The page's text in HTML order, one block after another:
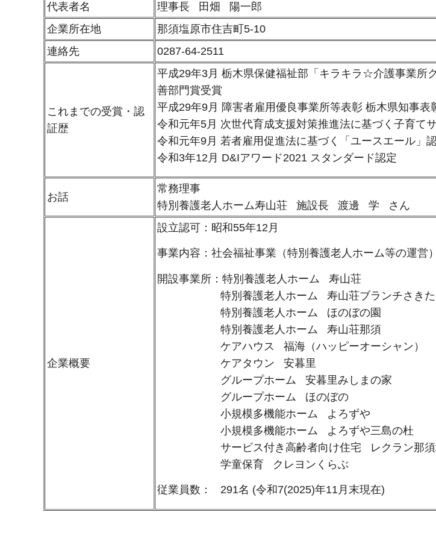
代表者名
理事長 田畑 陽一郎
企業所在地
那須塩原市住吉町5-10
連絡先
0287-64-2511
これまでの受賞・認
証歴
平成29年3月 栃木県保健福祉部「キラキラ☆介護事業所
善部門賞受賞
平成29年9月 障害者雇用優良事業所等表彰 栃木県知事表
令和元年5月 次世代育成支援対策推進法に基づく子育て
令和元年9月 若者雇用促進法に基づく「ユースエール」
令和3年12月 D&Iアワード2021 スタンダード認定
お話
常務理事
特別養護老人ホーム寿山荘 施設長 渡邊 学 さん
企業概要
設立認可：昭和55年12月
事業内容：社会福祉事業（特別養護老人ホーム等の運営）
開設事業所：特別養護老人ホーム 寿山荘
特別養護老人ホーム 寿山荘ブランチさきた
特別養護老人ホーム ほのぼの園
特別養護老人ホーム 寿山荘那須
ケアハウス 福海（ハッピーオーシャン）
ケアタウン 安暮里
グループホーム 安暮里みしまの家
グループホーム ほのぼの
小規模多機能ホーム よろずや
小規模多機能ホーム よろずや三島の杜
サービス付き高齢者向け住宅 レクラン那須
学童保育 クレヨンくらぶ
従業員数： 291名 (令和7(2025)年11月末現在)